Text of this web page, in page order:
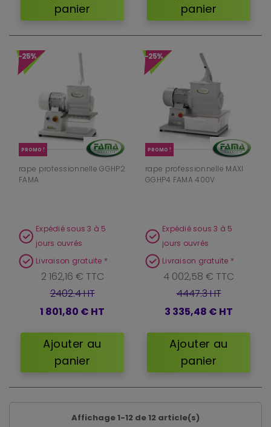
panier
panier
-25%
PROMO !
rape professionnelle GGHP2
FAMA
Expédié sous 3 à 5
jours ouvrés
Livraison gratuite *
2 162,16 € TTC
2402.4 HT
1 801,80 € HT
Ajouter au
panier
-25%
PROMO !
rape professionnelle MAXI
GGHP4 FAMA 400V
Expédié sous 3 à 5
jours ouvrés
Livraison gratuite *
4 002,58 € TTC
4447.3 HT
3 335,48 € HT
Ajouter au
panier
Affichage 1-12 de 12 article(s)